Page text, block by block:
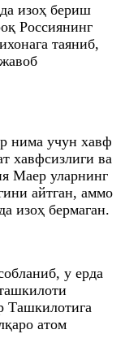
изоҳ бериш
Россиянинг
таяниб,
нима учун хавф
хавфсизлиги ва
Маер уларнинг
айтган, аммо
изоҳ бермаган.
у ерда
Ташкилотига
атом